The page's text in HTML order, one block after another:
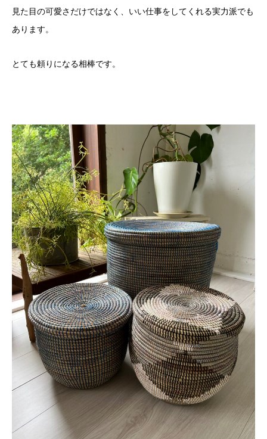
見た目の可愛さだけではなく、いい仕事をしてくれる実力派でも
あります。
とても頼りになる相棒です。